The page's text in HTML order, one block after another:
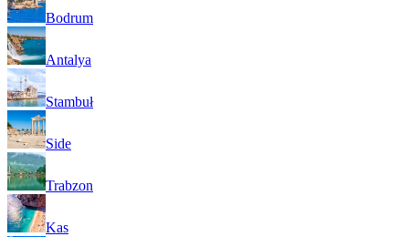
Bodrum
Antalya
Stambuł
Side
Trabzon
Kas